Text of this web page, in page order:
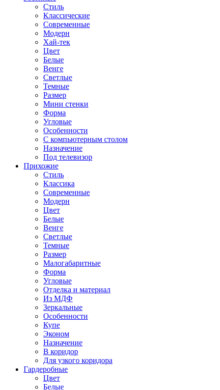
Стиль
Классические
Современные
Модерн
Хай-тек
Цвет
Белые
Венге
Светлые
Темные
Размер
Мини стенки
Форма
Угловые
Особенности
С компьютерным столом
Назначение
Под телевизор
Прихожие
Стиль
Классика
Современные
Модерн
Цвет
Белые
Венге
Светлые
Темные
Размер
Малогабаритные
Форма
Угловые
Отделка и материал
Из МДФ
Зеркальные
Особенности
Купе
Эконом
Назначение
В коридор
Для узкого коридора
Гардеробные
Цвет
Белые